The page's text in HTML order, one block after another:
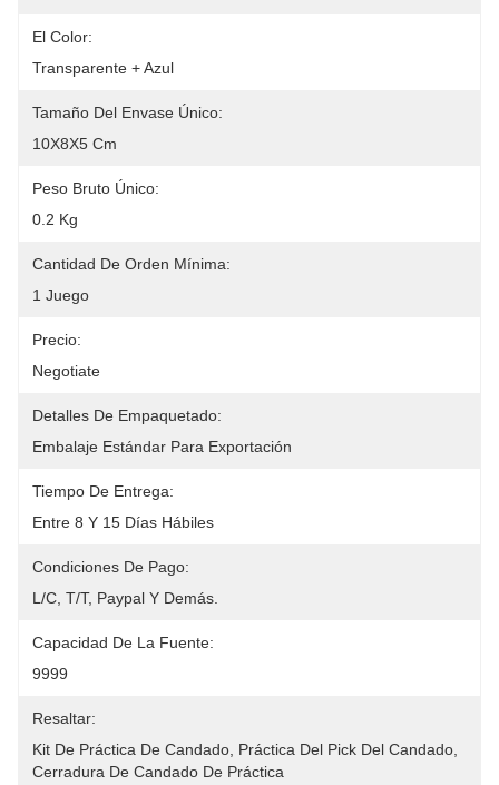
El Color:
Transparente + Azul
Tamaño Del Envase Único:
10X8X5 Cm
Peso Bruto Único:
0.2 Kg
Cantidad De Orden Mínima:
1 Juego
Precio:
Negotiate
Detalles De Empaquetado:
Embalaje Estándar Para Exportación
Tiempo De Entrega:
Entre 8 Y 15 Días Hábiles
Condiciones De Pago:
L/C, T/T, Paypal Y Demás.
Capacidad De La Fuente:
9999
Resaltar:
Kit De Práctica De Candado Práctica Del Pick Del Candado
Cerradura De Candado De Práctica